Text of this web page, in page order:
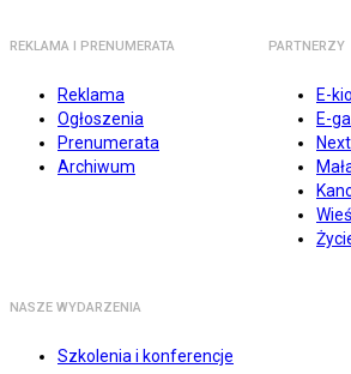
REKLAMA I PRENUMERATA
Reklama
Ogłoszenia
Prenumerata
Archiwum
PARTNERZY
E-
E-
NASZE WYDARZENIA
Szkolenia i konferencje